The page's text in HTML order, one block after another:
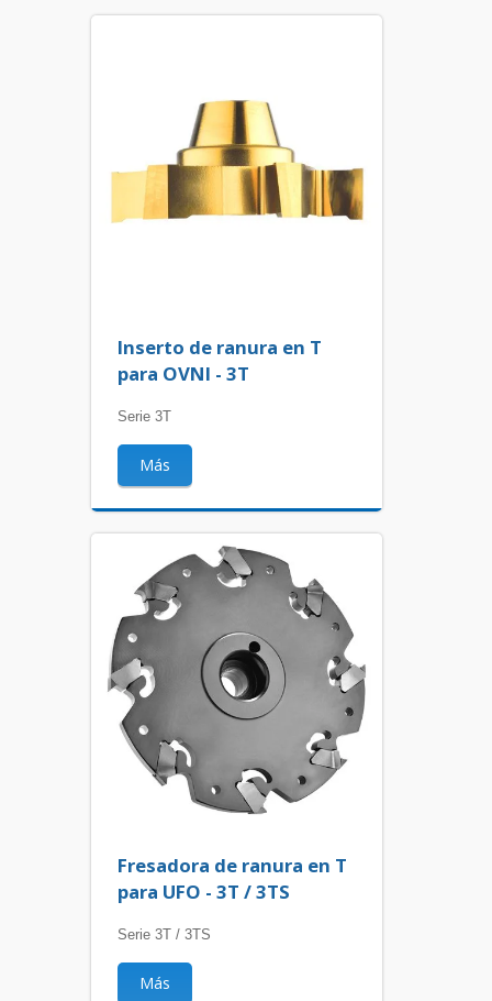
Inserto de ranura en T
para OVNI - 3T
Serie 3T
Más
Fresadora de ranura en T
para UFO - 3T / 3TS
Serie 3T / 3TS
Más